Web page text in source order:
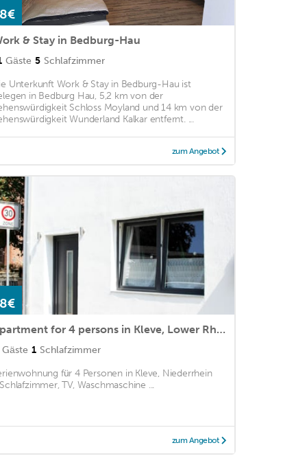
& Stay in Bedburg-Hau
Gäste 5 Schlafzimmer
Unterkunft Work & Stay in Bedburg-Hau ist
in Bedburg Hau, 5,2 km von der
Schloss Moyland und 14 km von der
Wunderland Kalkar entfernt. ...
zum Angebot
Apartment for 4 persons in Kleve, Lower Rhine<BR>1 bedroom, TV, washing machinem2
Gäste 1 Schlafzimmer
für 4 Personen in Kleve, Niederrhein
TV, Waschmaschine ...
zum Angebot